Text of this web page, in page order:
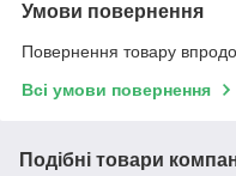
Умови повернення
Повернення товару
Всі умови повернення
Подібні товари